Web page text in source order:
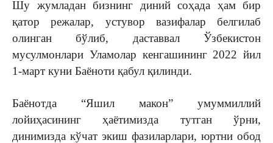
Шу жумладан бизнинг диний соҳада ҳам бир
қатор режалар, устувор вазифалар белгилаб
олинган бўлиб, даставвал Ўзбекистон
мусулмонлари Уламолар кенгашининг 2022 йил
1-март куни Баёноти қабул қилинди.
Баёнотда “Яшил макон” умуммиллий
лойиҳасининг ҳаётимизда тутган ўрни,
динимизда кўчат экиш фазиларлари, юртни обод